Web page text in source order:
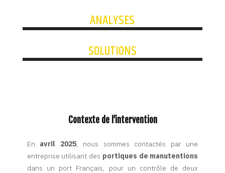
ANALYSES
SOLUTIONS
Contexte de l’intervention
En avril 2025, nous sommes contactés par une
entreprise utilisant des portiques de manutentions
dans un port Français, pour un contrôle de deux